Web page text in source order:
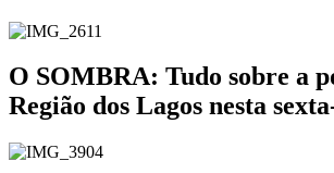
O SOMBRA: Tudo sobre a
Região dos Lagos nesta